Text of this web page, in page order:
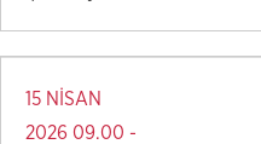
15 NİSAN
2026 09.00 -